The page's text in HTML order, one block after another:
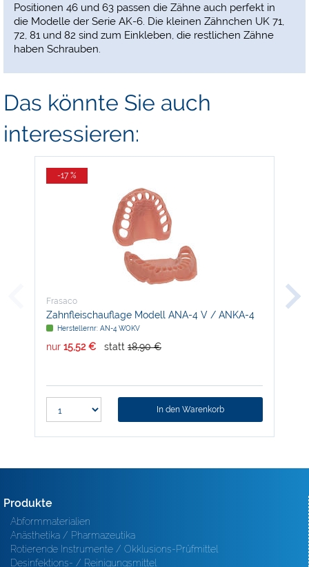
Positionen 46 und 63 passen die Zähne auch perfekt in
die Modelle der Serie AK-6. Die kleinen Zähnchen UK 71,
72, 81 und 82 sind zum Einkleben, die restlichen Zähne
haben Schrauben.
Das könnte Sie auch
interessieren:
-17 %
Frasaco
Zahnfleischauflage Modell ANA-4 V / ANKA-4
V
Herstellernr: AN-4 WOKV
nur 15,52 € statt 18,90 €
In den Warenkorb
Produkte
Abformmaterialien
Anästhetika / Pharmazeutika
Rotierende Instrumente / Okklusions-Prüfmittel
Desinfektions- / Reinigungsmittel